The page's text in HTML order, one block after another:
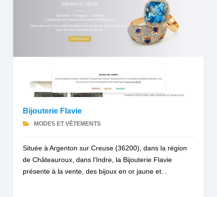
Bijouterie Flavie
MODES ET VÊTEMENTS
Située à Argenton sur Creuse (36200), dans la région
de Châteauroux, dans l'Indre, la Bijouterie Flavie
présente à la vente, des bijoux en or jaune et...